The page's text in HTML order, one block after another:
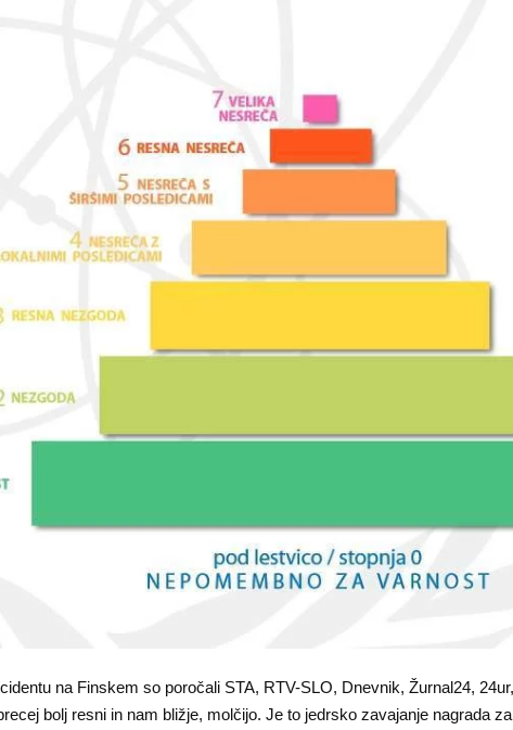
na Finskem so poročali STA, RTV-SLO, Dnevnik, Žurnal24,
bolj resni in nam bližje, molčijo. Je to jedrsko zavajanje nagrada